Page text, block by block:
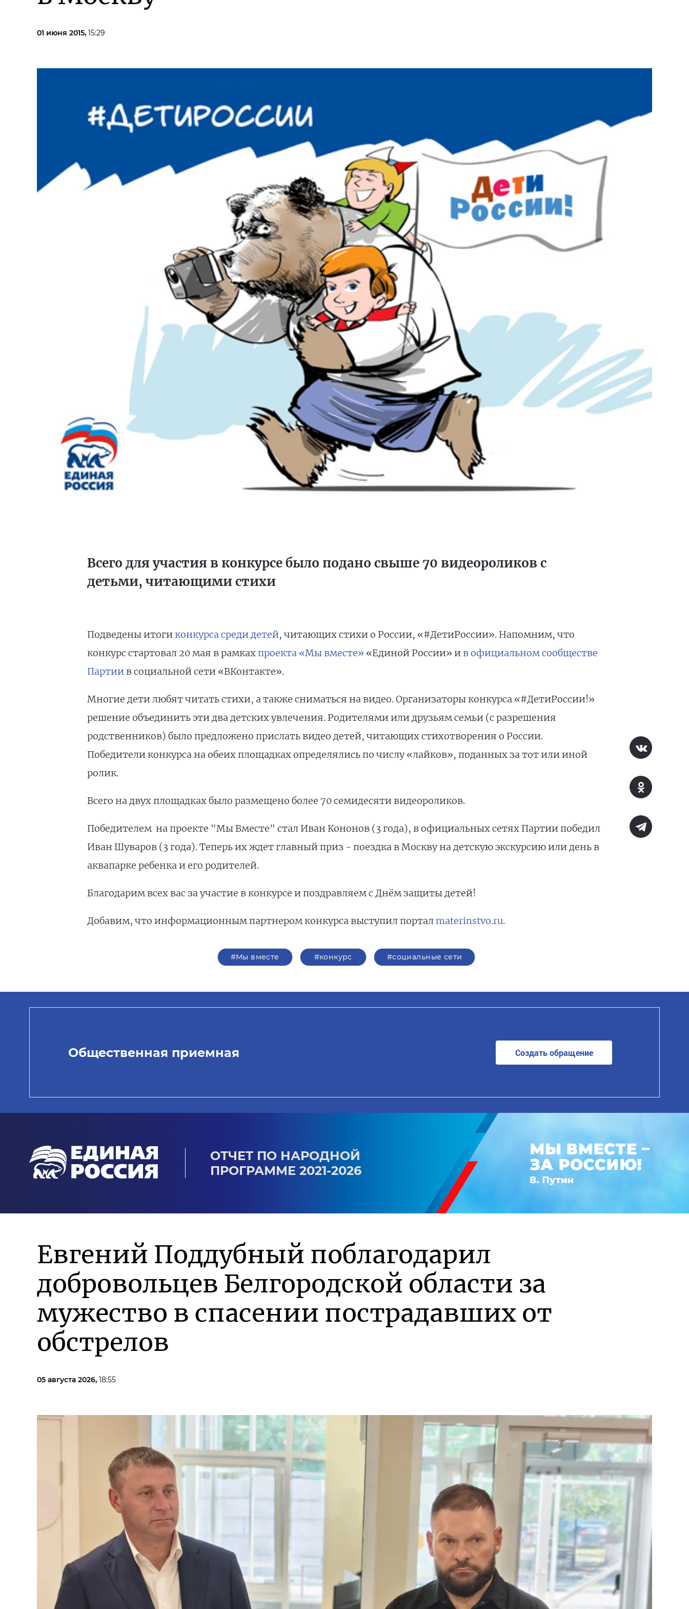
01 июня 2015, 15:29
Всего для участия в конкурсе было подано свыше 70 видеороликов с
детьми, читающими стихи
Подведены итоги конкурса среди детей, читающих стихи о России, «#ДетиРоссии». Напомним, что
конкурс стартовал 20 мая в рамках проекта «Мы вместе» «Единой России» и в официальном сообществе
Партии в социальной сети «ВКонтакте».
Многие дети любят читать стихи, а также сниматься на видео. Организаторы конкурса «#ДетиРоссии!»
решение объединить эти два детских увлечения. Родителями или друзьям семьи (с разрешения
родственников) было предложено прислать видео детей, читающих стихотворения о России.
Победители конкурса на обеих площадках определялись по числу «лайков», поданных за тот или иной
ролик.
Всего на двух площадках было размещено более 70 семидесяти видеороликов.
Победителем на проекте "Мы Вместе" стал Иван Кононов (3 года), в официальных сетях Партии победил
Иван Шуваров (3 года). Теперь их ждет главный приз - поездка в Москву на детскую экскурсию или день в
аквапарке ребенка и его родителей.
Благодарим всех вас за участие в конкурсе и поздравляем с Днём защиты детей!
Добавим, что информационным партнером конкурса выступил порталmaterinstvo.ru.
#Мы вместе #конкурс #социальные сети
Общественная приемная Создать обращение
ОТЧЕТ ПО НАРОДНОЙ
ПРОГРАММЕ 2021-2026
Евгений Поддубный поблагодарил
добровольцев Белгородской области за
мужество в спасении пострадавших от
обстрелов
05 августа 2026, 18:55